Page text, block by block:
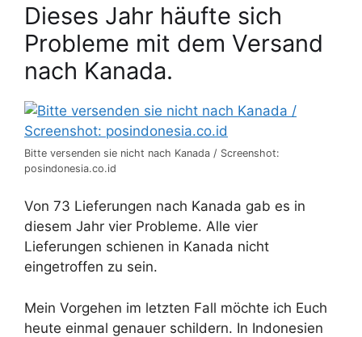
Dieses Jahr häufte sich
Probleme mit dem Versand
nach Kanada.
Bitte versenden sie nicht nach Kanada / Screenshot:
posindonesia.co.id
Von 73 Lieferungen nach Kanada gab es in
diesem Jahr vier Probleme. Alle vier
Lieferungen schienen in Kanada nicht
eingetroffen zu sein.
Mein Vorgehen im letzten Fall möchte ich Euch
heute einmal genauer schildern. In Indonesien